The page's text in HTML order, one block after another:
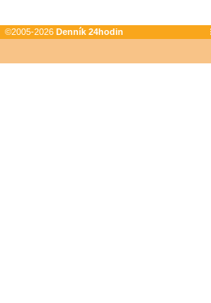
©2005-2026 Denník 24hodin